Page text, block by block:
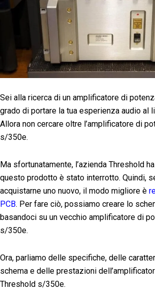
Sei alla ricerca di un amplificatore di
grado di portare la tua esperienza audio al
Allora non cercare oltre l’amplificatore di
s/350e.
Ma sfortunatamente, l’azienda Threshold
questo prodotto è stato interrotto. Quindi,
acquistarne uno nuovo, il modo migliore è
PCB. Per fare ciò, possiamo creare lo
basandoci su un vecchio amplificatore di
s/350e.
Ora, parliamo delle specifiche, delle
schema e delle prestazioni
Threshold s/350e.